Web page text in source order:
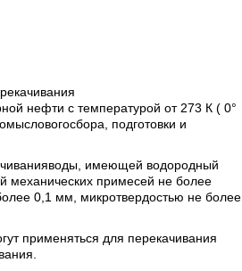
нефти с температурой от 273 К ( 0°
подготовки и
имеющей водородный
механических примесей не более
0,1 мм, микротвердостью не более
применяться для перекачивания